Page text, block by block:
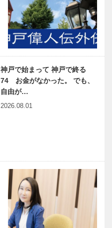
神戸で始まって 神戸で終る
74 お金がなかった。 でも、
自由が…
2026.08.01